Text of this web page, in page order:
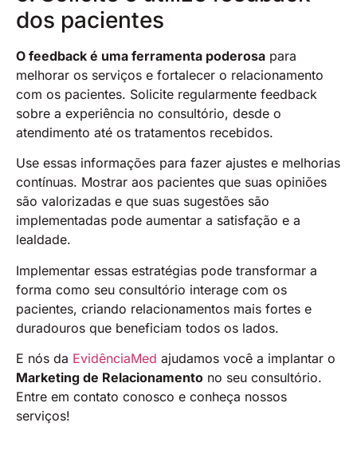
dos pacientes
O feedback é uma ferramenta poderosa para
melhorar os serviços e fortalecer o relacionamento
com os pacientes. Solicite regularmente feedback
sobre a experiência no consultório, desde o
atendimento até os tratamentos recebidos.
Use essas informações para fazer ajustes e melhorias
contínuas. Mostrar aos pacientes que suas opiniões
são valorizadas e que suas sugestões são
implementadas pode aumentar a satisfação e a
lealdade.
Implementar essas estratégias pode transformar a
forma como seu consultório interage com os
pacientes, criando relacionamentos mais fortes e
duradouros que beneficiam todos os lados.
E nós da EvidênciaMed ajudamos você a implantar o
Marketing de Relacionamento no seu consultório.
Entre em contato conosco e conheça nossos
serviços!